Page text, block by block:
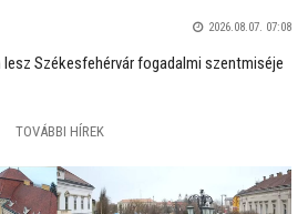
2026.08.07. 07:08
Székesfehérvár fogadalmi szentmiséje
TOVÁBBI HÍREK